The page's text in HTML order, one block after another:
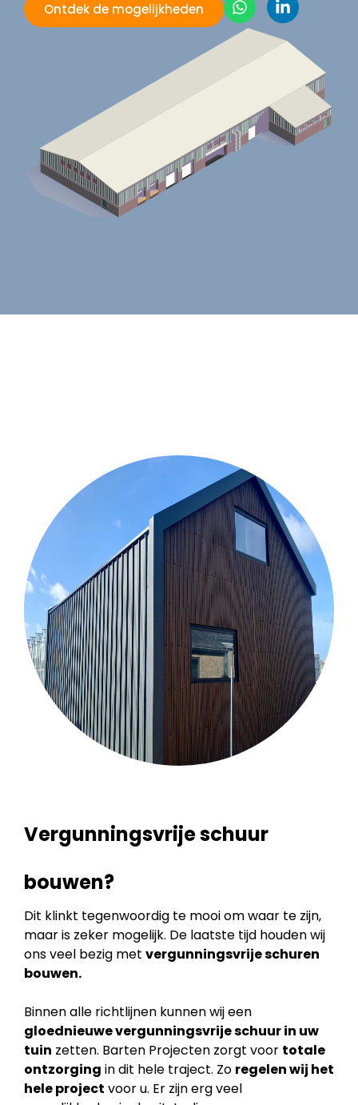
Ontdek de mogelijkheden
Vergunningsvrije schuur
bouwen?
Dit klinkt tegenwoordig te mooi om waar te zijn,
maar is zeker mogelijk. De laatste tijd houden wij
ons veel bezig met vergunningsvrije schuren
bouwen.
Binnen alle richtlijnen kunnen wij een
gloednieuwe vergunningsvrije schuur in uw
tuin zetten. Barten Projecten zorgt voor totale
ontzorging in dit hele traject. Zo regelen wij het
hele project voor u. Er zijn erg veel